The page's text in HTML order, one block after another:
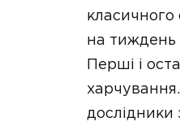
класичного
на тиждень
Перші і
дослідники